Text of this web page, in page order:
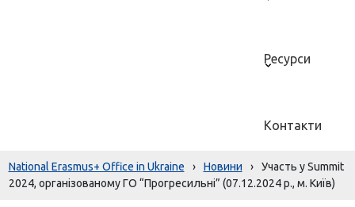
Ресурси
Контакти
National Erasmus+ Office in Ukraine › Новини ›
Участь у Summit
2024, організованому ГО “Прогресильні” (07.12.2024 р., м. Київ)